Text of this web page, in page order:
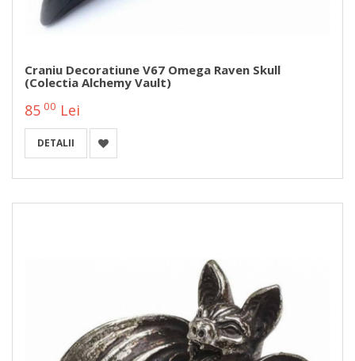
Craniu Decoratiune V67 Omega Raven Skull
(Colectia Alchemy Vault)
85 00 Lei
DETALII